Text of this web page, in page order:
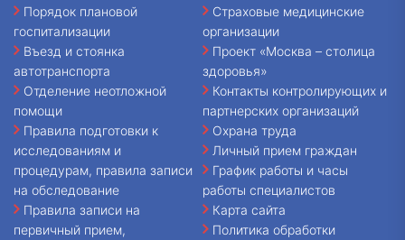
Порядок плановой
госпитализации
Въезд и стоянка
автотранспорта
Отделение неотложной
помощи
Правила подготовки к
исследованиям и
процедурам, правила записи
на обследование
Правила записи на
первичный прием,
Страховые медицинские
организации
Проект «Москва – столица
здоровья»
Контакты контролирующих и
партнерских организаций
Охрана труда
Личный прием граждан
График работы и часы
работы специалистов
Карта сайта
Политика обработки